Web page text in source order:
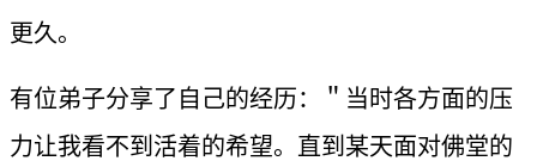
更久。
有位弟子分享了自己的经历：＂当时各方面的压
力让我看不到活着的希望。直到某天面对佛堂的